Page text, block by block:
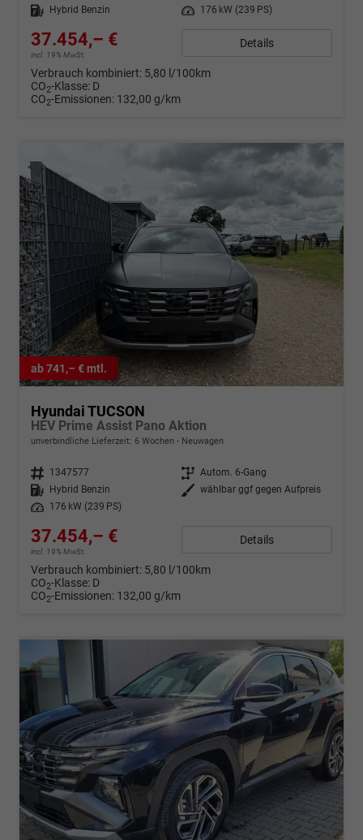
Kraftstoff
Hybrid Benzin Leistung 176 kW (239 PS)
37.454,– €
incl. 19% MwSt.
Details
Verbrauch kombiniert: 5,80 l/100km
CO2-Klasse: D
CO2-Emissionen: 132,00 g/km
ab 741,– € mtl.
Hyundai TUCSON
HEV Prime Assist Pano Aktion
unverbindliche Lieferzeit: 6 Wochen Neuwagen
Fahrzeugnr. 1347577 Getriebe Autom. 6-Gang
Kraftstoff
Hybrid Benzin Außenfarbe wählbar ggf gegen Aufpreis
Leistung
176 kW (239 PS)
37.454,– €
incl. 19% MwSt.
Details
Verbrauch kombiniert: 5,80 l/100km
CO2-Klasse: D
CO2-Emissionen: 132,00 g/km